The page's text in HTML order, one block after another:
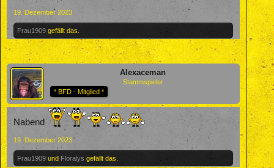
19. Dezember 2023
Frau1909 gefällt das.
Alexaceman
Stammspieler
* BFD - Mitglied *
Nabend
19. Dezember 2023
Frau1909 und Floralys gefällt das.